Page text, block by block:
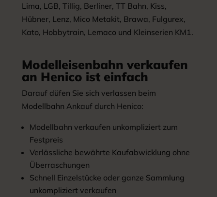
Lima, LGB, Tillig, Berliner, TT Bahn, Kiss,
Hübner, Lenz, Mico Metakit, Brawa, Fulgurex,
Kato, Hobbytrain, Lemaco und Kleinserien KM1.
Modelleisenbahn verkaufen
an Henico ist einfach
Darauf düfen Sie sich verlassen beim
Modellbahn Ankauf durch Henico:
Modellbahn verkaufen unkompliziert zum
Festpreis
Verlässliche bewährte Kaufabwicklung ohne
Überraschungen
Schnell Einzelstücke oder ganze Sammlung
unkompliziert verkaufen